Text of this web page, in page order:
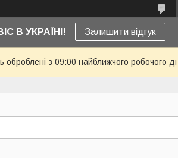
В УКРАЇНІ! Залишити відгук
з 09:00 найближчого робочого